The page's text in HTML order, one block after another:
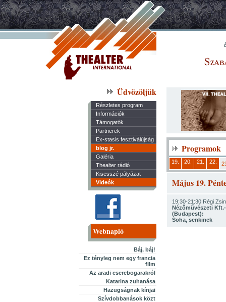
Üdvözöljük
Részletes program
Információk
Támogatók
Partnerek
Ex-stasis fesztiválújság
blog jr.
Galéria
Thealter rádió
Kisesszé pályázat
Videók
Webnapló
Báj, báj!
Ez tényleg nem egy francia
film
Az aradi cserebogarakról
Katarina zuhanása
Hazugságnak kínjai
Szívdobbanások közt
Programok
19. 20. 21. 22.
Május 19.
19:30-21:30 Régi
Nézőművészeti
(Budapest):
Soha, senkinek